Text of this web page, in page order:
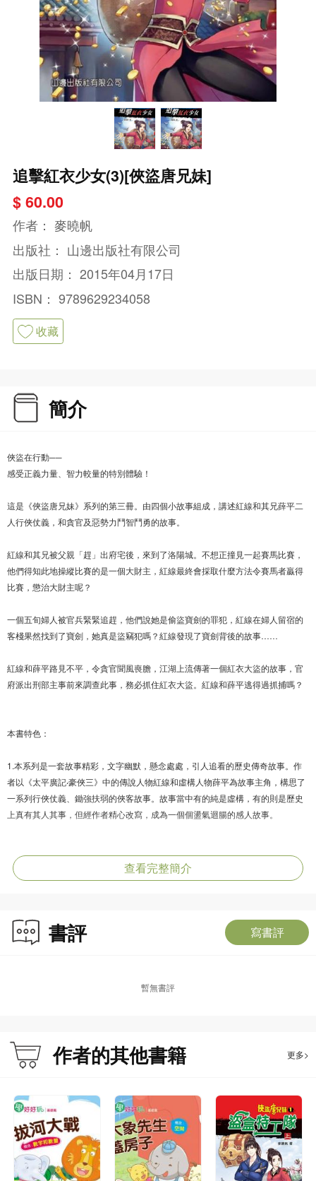
追擊紅衣少女(3)[俠盜唐兄妹]
$ 60.00
作者： 麥曉帆
出版社： 山邊出版社有限公司
出版日期： 2015年04月17日
ISBN： 9789629234058
收藏
簡介
俠盜在行動──
感受正義力量、智力較量的特別體驗！
這是《俠盜唐兄妹》系列的第三冊。由四個小故事組成，講述紅線和其兄薛平二
人行俠仗義，和貪官及惡勢力鬥智鬥勇的故事。
紅線和其兄被父親「趕」出府宅後，來到了洛陽城。不想正撞見一起賽馬比賽，
他們得知此地操縱比賽的是一個大財主，紅線最終會採取什麼方法令賽馬者贏得
比賽，懲治大財主呢？
一個五旬婦人被官兵緊緊追趕，他們說她是偷盜寶劍的罪犯，紅線在婦人留宿的
客棧果然找到了寶劍，她真是盜竊犯嗎？紅線發現了寶劍背後的故事……
紅線和薛平路見不平，令貪官聞風喪膽，江湖上流傳著一個紅衣大盜的故事，官
府派出刑部主事前來調查此事，務必抓住紅衣大盜。紅線和薛平逃得過抓捕嗎？
本書特色：
1.本系列是一套故事精彩，文字幽默，懸念處處，引人追看的歷史傳奇故事。作
者以《太平廣記‧豪俠三》中的傳說人物紅線和虛構人物薛平為故事主角，構思了
一系列行俠仗義、鋤強扶弱的俠客故事。故事當中有的純是虛構，有的則是歷史
上真有其人其事，但經作者精心改寫，成為一個個盪氣迴腸的感人故事。
恨等，讓讀者在字裏行間受到品德的薰陶。
妙，因此其作品一直受到讀者的追捧。本系列是麥曉帆歇筆兩年後的力作。從寫
作技巧來看，是更上了一層樓。
述，因此讀來沒有一般歷史故事那種久遠的距離感。故事中既有行俠仗義的元
作者簡介：
幽默。十六歲成為報紙兒童故事專欄「欄主」，十七歲開始寫作出版少年長篇小
說。作品曾獲中國冰心圖書獎、中學生好書龍虎榜十大好書、小學生書叢榜十本
好書、教育城十本好讀及兒童好讀等獎項。
個人網址：http://www.makmark.com
查看完整簡介
書評 寫書評
暫無書評
作者的其他書籍 更多>